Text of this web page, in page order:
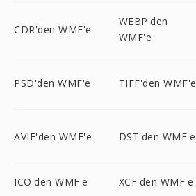
CDR'den WMF'e
WEBP'den
WMF'e
PSD'den WMF'e TIFF'den WMF'e
AVIF'den WMF'e DST'den WMF'e
ICO'den WMF'e XCF'den WMF'e